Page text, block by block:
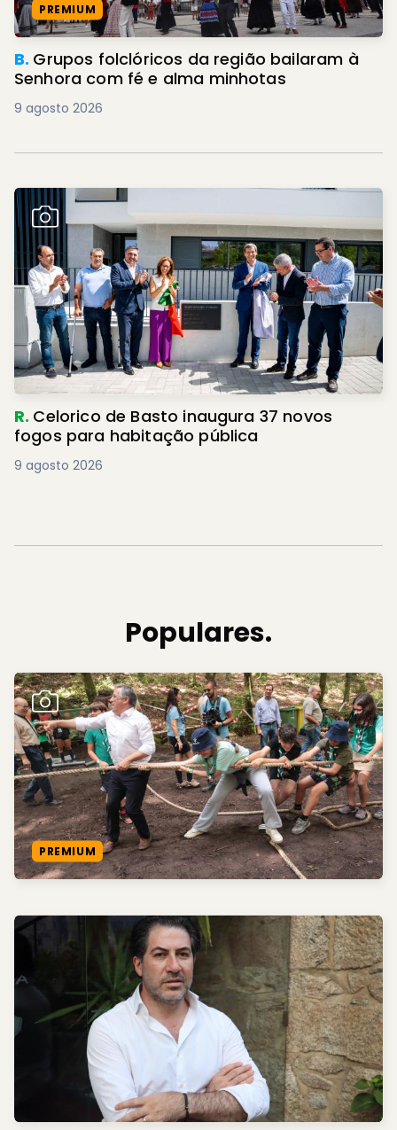
PREMIUM
B. Grupos folclóricos da região bailaram à
Senhora com fé e alma minhotas
9 agosto 2026
R. Celorico de Basto inaugura 37 novos
fogos para habitação pública
9 agosto 2026
Populares.
PREMIUM